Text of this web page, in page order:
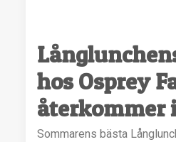
hos Osprey
återkommer
Sommarens bästa